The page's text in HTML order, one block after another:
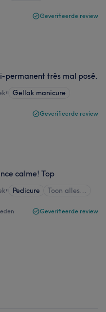
Geverifieerde review
permanent très mal posé.
• Gellak manicure
Geverifieerde review
calme! Top
• Pedicure Toon alles…
Geverifieerde review